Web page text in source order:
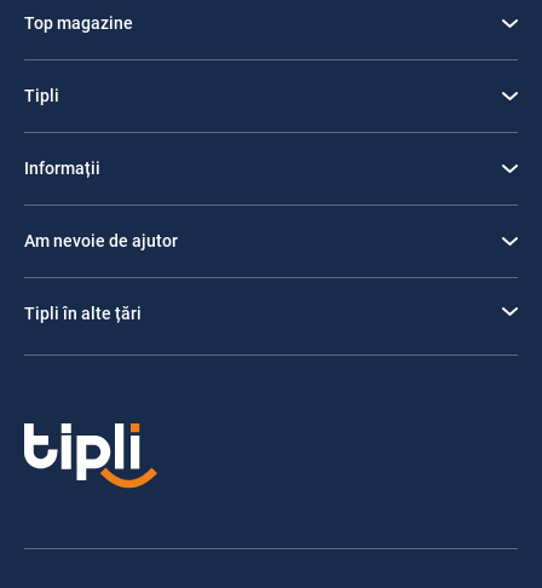
Top magazine
Tipli
Informații
Am nevoie de ajutor
Tipli în alte țări